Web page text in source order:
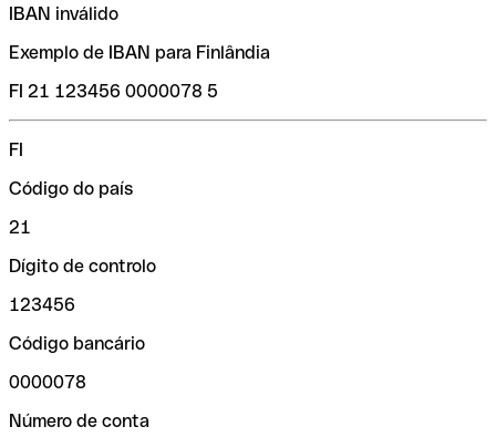
IBAN inválido
Exemplo de IBAN para Finlândia
FI 21 123456 0000078 5
FI
Código do país
21
Dígito de controlo
123456
Código bancário
0000078
Número de conta